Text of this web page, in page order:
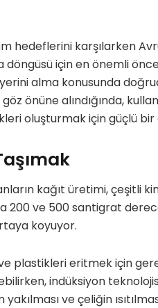
hedeflerini karşılarken
için en önemli
yerini alma konusunda
önüne alındığında,
oluşturmak için güçlü bir
kağıt üretimi, çeşitli
200 ve 500 santigrat
koyuyor.
plastikleri eritmek için
indüksiyon
ve çeliğin